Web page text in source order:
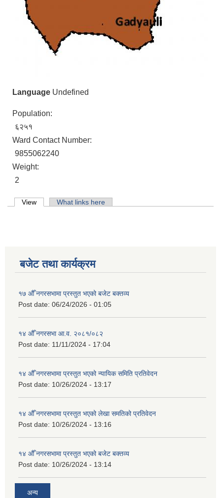
Language Undefined
Population:
६२५१
Ward Contact Number:
9855062240
Weight:
2
Primary tabs
View (active tab)What links here
बजेट तथा कार्यक्रम
१७ औँ नगरसभामा प्रस्तुत भएको बजेट बक्तव्य
Post date: 06/24/2026 - 01:05
१४ औँ नगरसभा आ.व. २०८१/०८२
Post date: 11/11/2024 - 17:04
१४ औँ नगरसभामा प्रस्तुत भएको न्यायिक समिति प्रतिवेदन
Post date: 10/26/2024 - 13:17
१४ औँ नगरसभामा प्रस्तुत भएको लेखा समतिको प्रतिवेदन
Post date: 10/26/2024 - 13:16
१४ औँ नगरसभामा प्रस्तुत भएको बजेट बक्तव्य
Post date: 10/26/2024 - 13:14
अन्य